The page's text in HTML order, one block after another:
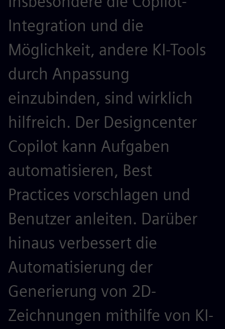
Integration und die
Möglichkeit, andere KI-Tools
durch Anpassung
einzubinden, sind wirklich
hilfreich. Der Designcenter
Copilot kann Aufgaben
automatisieren, Best
Practices vorschlagen und
Benutzer anleiten. Darüber
hinaus verbessert die
Automatisierung der
Generierung von 2D-
Zeichnungen mithilfe von KI-